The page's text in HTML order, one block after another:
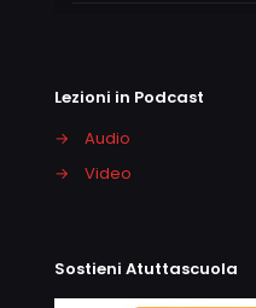
Lezioni in Podcast
→
Audio
→
Video
Sostieni Atuttascuola